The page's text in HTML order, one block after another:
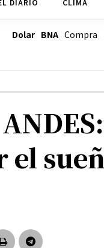
Dolar BNACompra